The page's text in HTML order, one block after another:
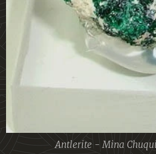
Antlerite - Mina